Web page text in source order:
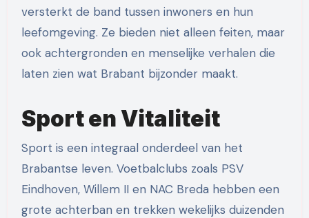
versterkt de band tussen inwoners en hun
leefomgeving. Ze bieden niet alleen feiten, maar
ook achtergronden en menselijke verhalen die
laten zien wat Brabant bijzonder maakt.
Sport en Vitaliteit
Sport is een integraal onderdeel van het
Brabantse leven. Voetbalclubs zoals PSV
Eindhoven, Willem II en NAC Breda hebben een
grote achterban en trekken wekelijks duizenden